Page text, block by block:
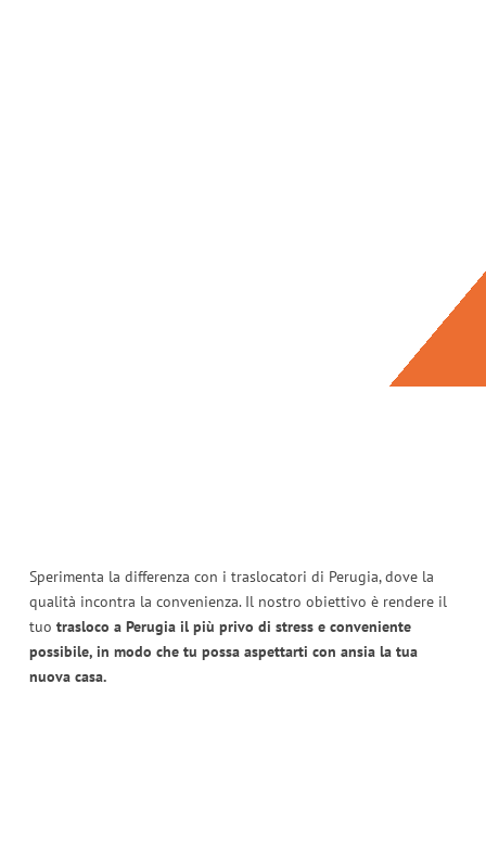
Sperimenta la differenza con i traslocatori di Perugia, dove la
qualità incontra la convenienza. Il nostro obiettivo è rendere il
tuo trasloco a Perugia il più privo di stress e conveniente
possibile, in modo che tu possa aspettarti con ansia la tua
nuova casa.